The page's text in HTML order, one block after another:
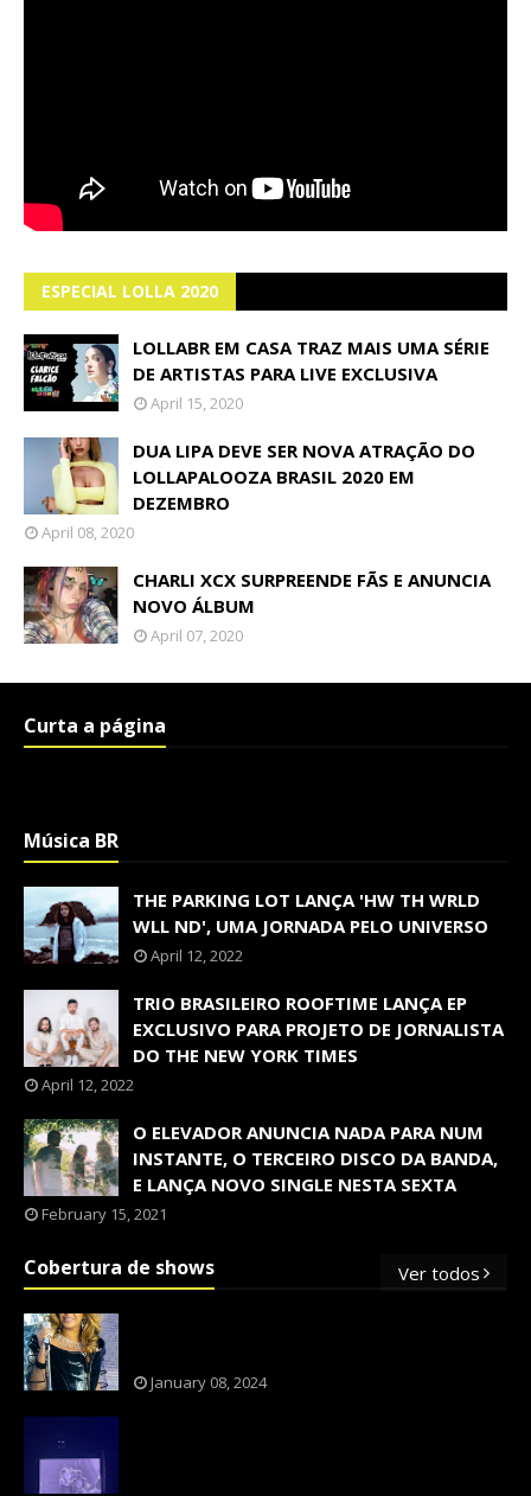
ESPECIAL LOLLA 2020
LOLLABR EM CASA TRAZ MAIS UMA SÉRIE
DE ARTISTAS PARA LIVE EXCLUSIVA
April 15, 2020
DUA LIPA DEVE SER NOVA ATRAÇÃO DO
LOLLAPALOOZA BRASIL 2020 EM
DEZEMBRO
April 08, 2020
CHARLI XCX SURPREENDE FÃS E ANUNCIA
NOVO ÁLBUM
April 07, 2020
Curta a página
Música BR
THE PARKING LOT LANÇA 'HW TH WRLD
WLL ND', UMA JORNADA PELO UNIVERSO
April 12, 2022
TRIO BRASILEIRO ROOFTIME LANÇA EP
EXCLUSIVO PARA PROJETO DE JORNALISTA
DO THE NEW YORK TIMES
April 12, 2022
O ELEVADOR ANUNCIA NADA PARA NUM
INSTANTE, O TERCEIRO DISCO DA BANDA,
E LANÇA NOVO SINGLE NESTA SEXTA
February 15, 2021
Cobertura de shows Ver todos
January 08, 2024